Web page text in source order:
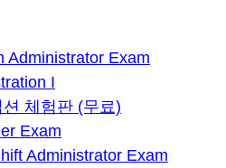
Administrator Exam
I
체험판 (무료)
Exam
Administrator Exam